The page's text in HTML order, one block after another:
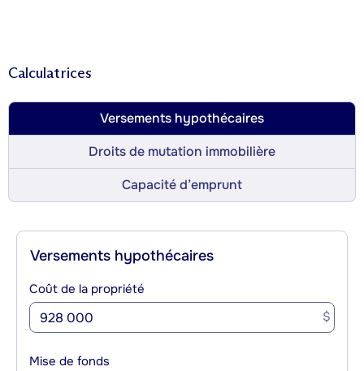
Calculatrices
Versements hypothécaires
Droits de mutation immobilière
Capacité d’emprunt
Versements hypothécaires
Coût de la propriété
$
Mise de fonds